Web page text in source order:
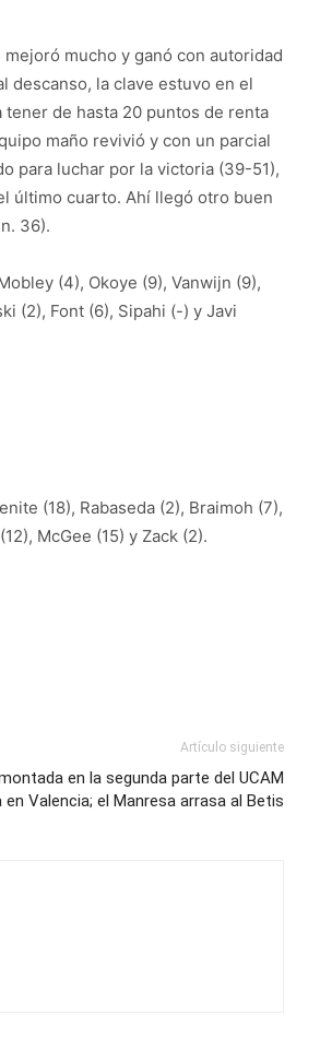
mucho y ganó con autoridad
descanso, la clave estuvo en el
de hasta 20 puntos de renta
maño revivió y con un parcial
para luchar por la victoria (39-51),
último cuarto. Ahí llegó otro buen
36).
(4), Okoye (9), Vanwijn (9),
(2), Font (6), Sipahi (-) y Javi
(18), Rabaseda (2), Braimoh (7),
McGee (15) y Zack (2).
Artículo siguiente
en la segunda parte del UCAM
en Valencia; el Manresa arrasa al Betis